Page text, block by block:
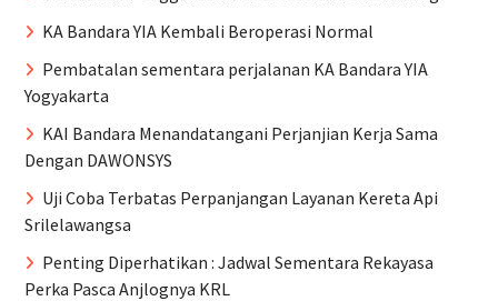
KA Bandara YIA Kembali Beroperasi Normal
Pembatalan sementara perjalanan KA Bandara YIA
Yogyakarta
KAI Bandara Menandatangani Perjanjian Kerja Sama
Dengan DAWONSYS
Uji Coba Terbatas Perpanjangan Layanan Kereta Api
Srilelawangsa
Penting Diperhatikan : Jadwal Sementara Rekayasa
Perka Pasca Anjlognya KRL